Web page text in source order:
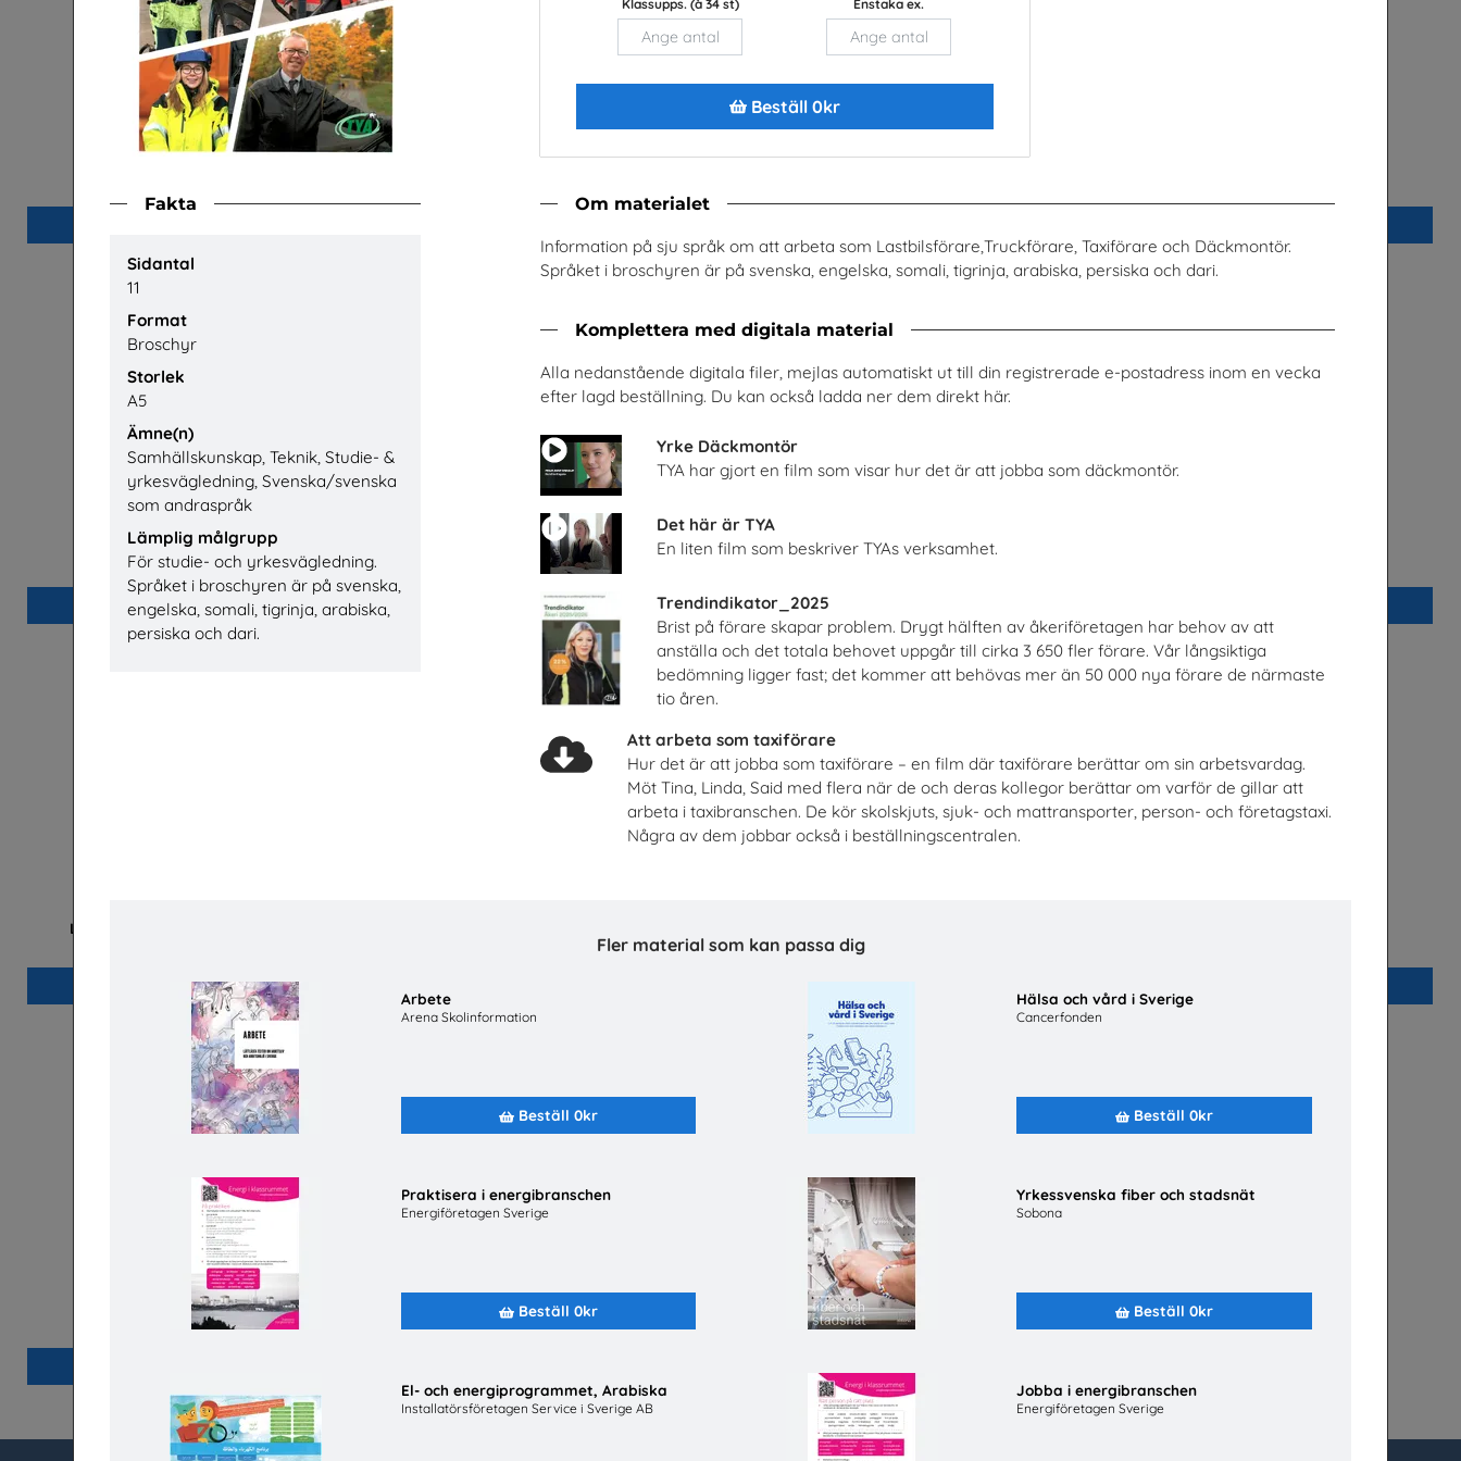
Klassupps. (à 34 st) Enstaka ex.
Beställ 0kr
Fakta
Sidantal
11
Format
Broschyr
Storlek
A5
Ämne(n)
Samhällskunskap, Teknik, Studie- &
yrkesvägledning, Svenska/svenska
som andraspråk
Lämplig målgrupp
För studie- och yrkesvägledning.
Språket i broschyren är på svenska,
engelska, somali, tigrinja, arabiska,
persiska och dari.
Om materialet
Information på sju språk om att arbeta som Lastbilsförare,Truckförare, Taxiförare och Däckmontör.
Språket i broschyren är på svenska, engelska, somali, tigrinja, arabiska, persiska och dari.
Komplettera med digitala material
Alla nedanstående digitala filer, mejlas automatiskt ut till din registrerade e-postadress inom en vecka
efter lagd beställning. Du kan också ladda ner dem direkt här.
Yrke Däckmontör
TYA har gjort en film som visar hur det är att jobba som däckmontör.
Det här är TYA
En liten film som beskriver TYAs verksamhet.
Trendindikator_2025
Brist på förare skapar problem. Drygt hälften av åkeriföretagen har behov av att
anställa och det totala behovet uppgår till cirka 3 650 fler förare. Vår långsiktiga
bedömning ligger fast; det kommer att behövas mer än 50 000 nya förare de närmaste
tio åren.
Att arbeta som taxiförare
Hur det är att jobba som taxiförare – en film där taxiförare berättar om sin arbetsvardag.
Möt Tina, Linda, Said med flera när de och deras kollegor berättar om varför de gillar att
arbeta i taxibranschen. De kör skolskjuts, sjuk- och mattransporter, person- och företagstaxi.
Några av dem jobbar också i beställningscentralen.
Fler material som kan passa dig
Arbete
Arena Skolinformation
Beställ 0kr
Hälsa och vård i Sverige
Cancerfonden
Beställ 0kr
Praktisera i energibranschen
Energiföretagen Sverige
Beställ 0kr
Yrkessvenska fiber och stadsnät
Sobona
Beställ 0kr
El- och energiprogrammet, Arabiska
Installatörsföretagen Service i Sverige AB
Jobba i energibranschen
Energiföretagen Sverige
Yrkessvenska fiber och stadsnät
Sobona
Beställ 0kr
El- och energiprogrammet, Arabiska
Installatörsföretagen Service i Sverige AB
Beställ 0kr
Jobba i energibranschen
Lastbilschaufför-Ett framtidsjobb
Beställ 0kr
Riksförbundet Noaks Ark
Lätta trycket MINI
Hej främling Sverige